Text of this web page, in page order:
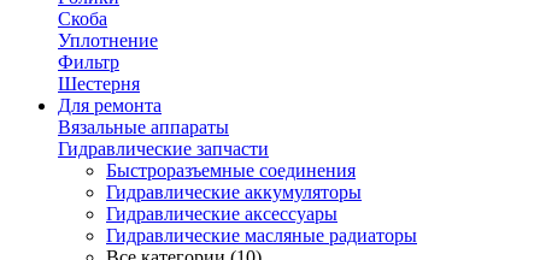
Скоба
Уплотнение
Фильтр
Шестерня
Для ремонта
Вязальные аппараты
Гидравлические запчасти
Быстроразъемные соединения
Гидравлические аккумуляторы
Гидравлические аксессуары
Гидравлические масляные радиаторы